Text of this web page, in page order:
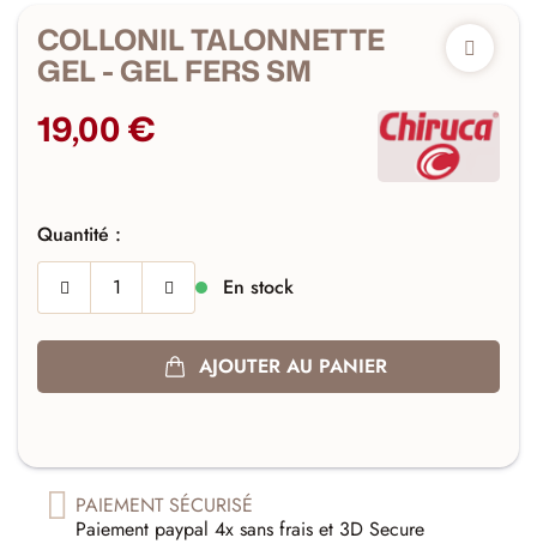
COLLONIL TALONNETTE
GEL - GEL FERS SM
19,00 €
Quantité :
En stock
AJOUTER AU PANIER
PAIEMENT SÉCURISÉ
Paiement paypal 4x sans frais et 3D Secure